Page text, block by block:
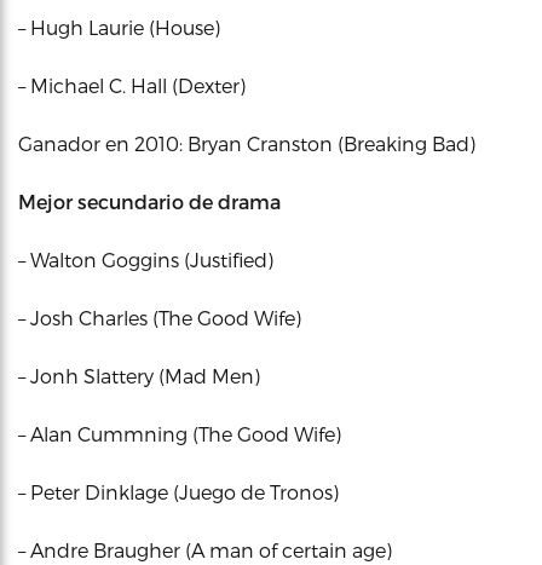
– Hugh Laurie (House)
– Michael C. Hall (Dexter)
Ganador en 2010: Bryan Cranston (Breaking Bad)
Mejor secundario de drama
– Walton Goggins (Justified)
– Josh Charles (The Good Wife)
– Jonh Slattery (Mad Men)
– Alan Cummning (The Good Wife)
– Peter Dinklage (Juego de Tronos)
– Andre Braugher (A man of certain age)